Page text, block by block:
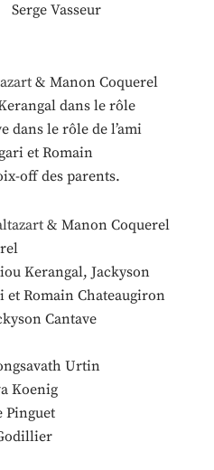
Serge Vasseur
& Manon Coquerel
dans le rôle
dans le rôle de l’ami
et Romain
off des parents.
& Manon Coquerel
Kerangal, Jackyson
et Romain Chateaugiron
Cantave
Urtin
Koenig
Pinguet